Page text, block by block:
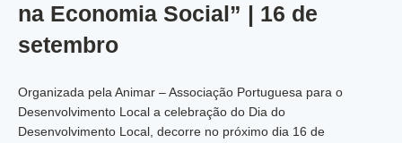
na Economia Social” | 16 de
setembro
Organizada pela Animar – Associação Portuguesa para o
Desenvolvimento Local a celebração do Dia do
Desenvolvimento Local, decorre no próximo dia 16 de